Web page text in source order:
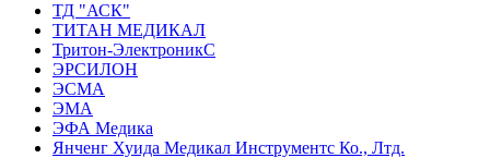
ТД "АСК"
ТИТАН МЕДИКАЛ
Тритон-ЭлектроникС
ЭРСИЛОН
ЭСМА
ЭМА
ЭФА Медика
Янченг Хуида Медикал Инструментс Ко., Лтд.